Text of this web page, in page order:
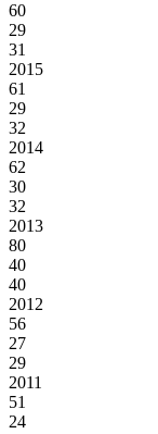
60
29
31
2015
61
29
32
2014
62
30
32
2013
80
40
40
2012
56
27
29
2011
51
24